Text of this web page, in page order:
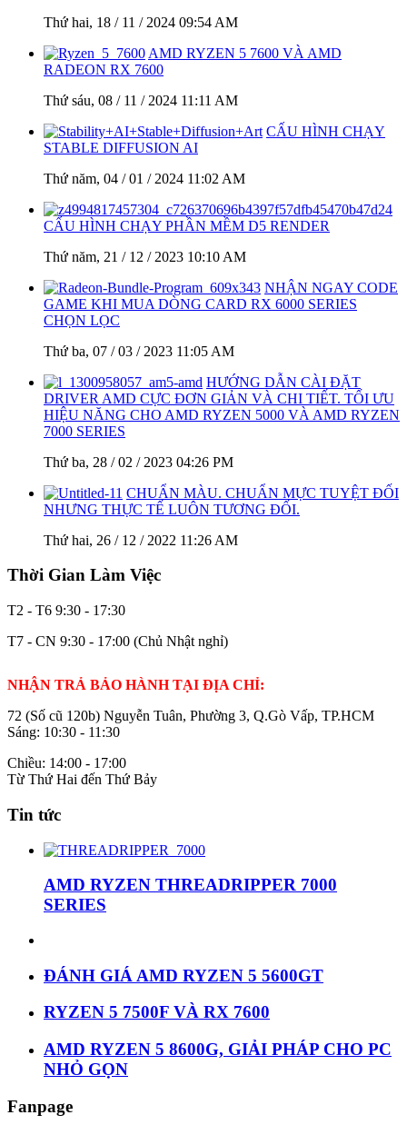
Thứ hai, 18 / 11 / 2024 09:54 AM
AMD RYZEN 5 7600 VÀ AMD
RADEON RX 7600
Thứ sáu, 08 / 11 / 2024 11:11 AM
CẤU HÌNH CHẠY
STABLE DIFFUSION AI
Thứ năm, 04 / 01 / 2024 11:02 AM
CẤU HÌNH CHẠY PHẦN MỀM D5 RENDER
Thứ năm, 21 / 12 / 2023 10:10 AM
NHẬN NGAY CODE
GAME KHI MUA DÒNG CARD RX 6000 SERIES
CHỌN LỌC
Thứ ba, 07 / 03 / 2023 11:05 AM
HƯỚNG DẪN CÀI ĐẶT
DRIVER AMD CỰC ĐƠN GIẢN VÀ CHI TIẾT. TỐI ƯU
HIỆU NĂNG CHO AMD RYZEN 5000 VÀ AMD RYZEN
7000 SERIES
Thứ ba, 28 / 02 / 2023 04:26 PM
CHUẨN MÀU. CHUẨN MỰC TUYỆT ĐỐI
NHƯNG THỰC TẾ LUÔN TƯƠNG ĐỐI.
Thứ hai, 26 / 12 / 2022 11:26 AM
Thời Gian Làm Việc
T2 - T6 9:30 - 17:30
T7 - CN 9:30 - 17:00 (Chủ Nhật nghỉ)
NHẬN TRẢ BẢO HÀNH TẠI ĐỊA CHỈ:
72 (Số cũ 120b) Nguyễn Tuân, Phường 3, Q.Gò Vấp, TP.HCM
Sáng: 10:30 - 11:30
Chiều: 14:00 - 17:00
Từ Thứ Hai đến Thứ Bảy
Tin tức
AMD RYZEN THREADRIPPER 7000
SERIES
ĐÁNH GIÁ AMD RYZEN 5 5600GT
RYZEN 5 7500F VÀ RX 7600
AMD RYZEN 5 8600G, GIẢI PHÁP CHO PC
NHỎ GỌN
Fanpage